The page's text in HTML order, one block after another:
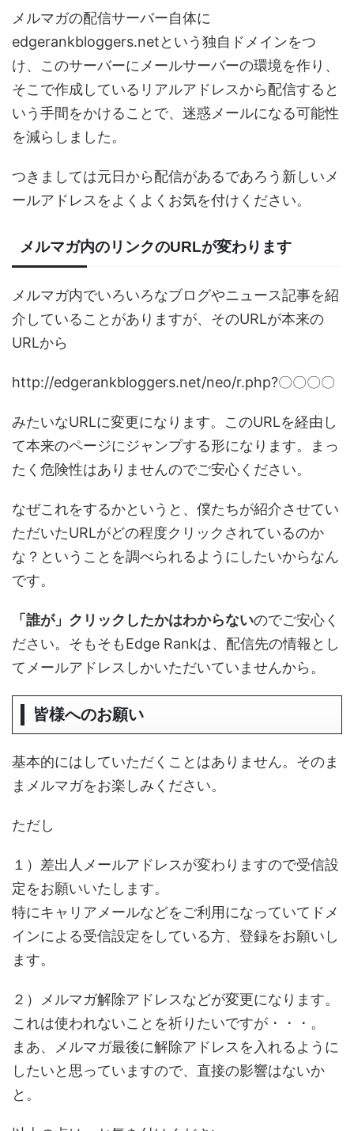
メルマガの配信サーバー自体に
edgerankbloggers.netという独自ドメインをつ
け、このサーバーにメールサーバーの環境を作り、
そこで作成しているリアルアドレスから配信すると
いう手間をかけることで、迷惑メールになる可能性
を減らしました。
つきましては元日から配信があるであろう新しいメ
ールアドレスをよくよくお気を付けください。
メルマガ内のリンクのURLが変わります
メルマガ内でいろいろなブログやニュース記事を紹
介していることがありますが、そのURLが本来の
URLから
http://edgerankbloggers.net/neo/r.php?〇〇〇〇
みたいなURLに変更になります。このURLを経由し
て本来のページにジャンプする形になります。まっ
たく危険性はありませんのでご安心ください。
なぜこれをするかというと、僕たちが紹介させてい
ただいたURLがどの程度クリックされているのか
な？ということを調べられるようにしたいからなん
です。
「誰が」クリックしたかはわからないのでご安心く
ださい。そもそもEdge Rankは、配信先の情報とし
てメールアドレスしかいただいていませんから。
皆様へのお願い
基本的にはしていただくことはありません。そのま
まメルマガをお楽しみください。
ただし
１）差出人メールアドレスが変わりますので受信設
定をお願いいたします。
特にキャリアメールなどをご利用になっていてドメ
インによる受信設定をしている方、登録をお願いし
ます。
２）メルマガ解除アドレスなどが変更になります。
これは使われないことを祈りたいですが・・・。
まあ、メルマガ最後に解除アドレスを入れるように
したいと思っていますので、直接の影響はないか
と。